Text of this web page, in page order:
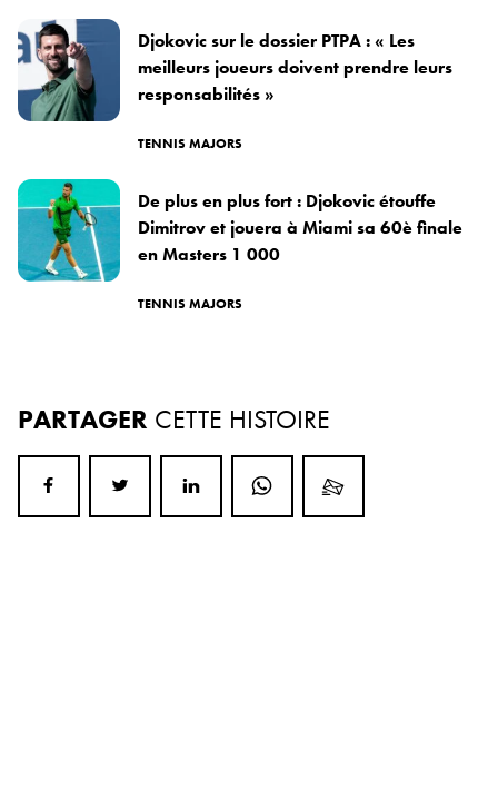
Djokovic sur le dossier PTPA : « Les
meilleurs joueurs doivent prendre leurs
responsabilités »
TENNIS MAJORS
De plus en plus fort : Djokovic étouffe
Dimitrov et jouera à Miami sa 60è finale
en Masters 1 000
TENNIS MAJORS
PARTAGER CETTE HISTOIRE